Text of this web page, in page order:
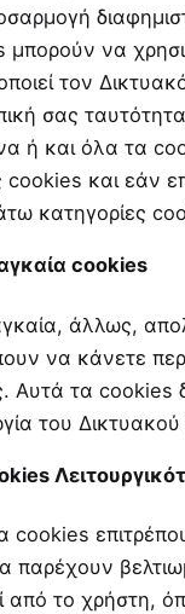
μπορούν να
τον
σας
ή και όλα τα
και εάν
κατηγορίες
cookies
άλλως,
να κάνετε
Αυτά τα cookies
του
cookies
παρέχουν
από το χρήστη,